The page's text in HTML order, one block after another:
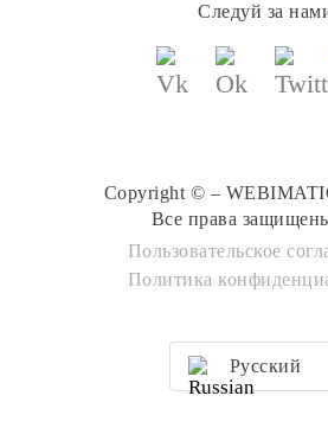
Следуй за
Copyright © –
Все права
Пользовательское
Политика
Русский